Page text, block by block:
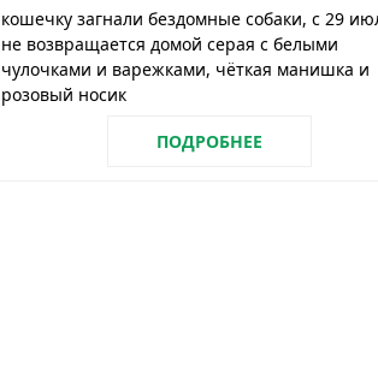
кошечку загнали бездомные собаки, с 29
не возвращается домой серая с белыми
чулочками и варежками, чёткая манишка и
розовый носик
ПОДРОБНЕЕ